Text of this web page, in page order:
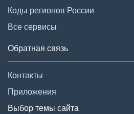
Коды регионов России
Все сервисы
Обратная связь
Контакты
Приложения
Выбор темы сайта